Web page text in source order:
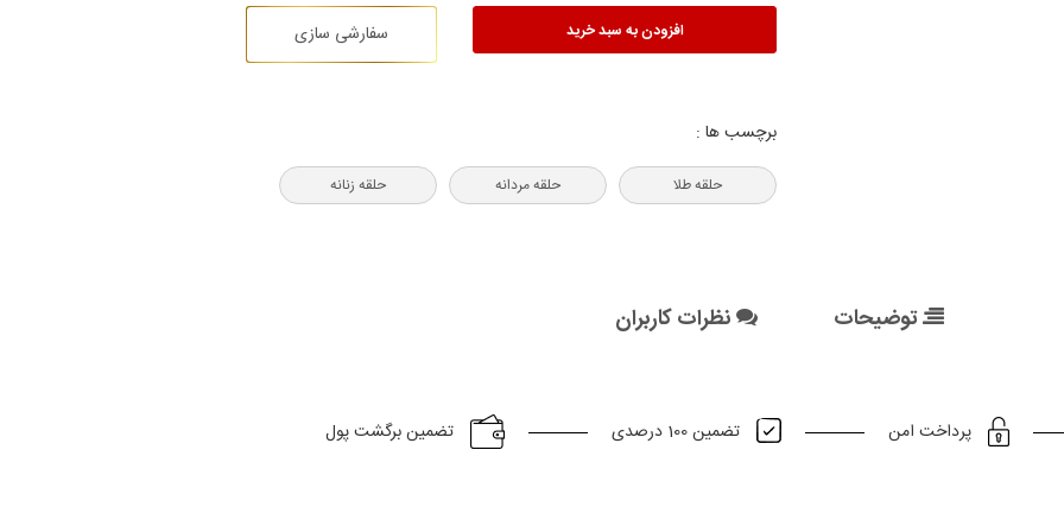
افزودن به سبد خرید سفارشی سازی
برچسب ها :
حلقه طلا حلقه مردانه حلقه زنانه
توضیحات نظرات کاربران
پرداخت امن تضمین 100 درصدی تضمین برگشت پول